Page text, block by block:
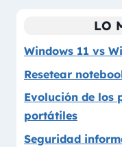
LO
Windows 11 vs
Resetear
Evolución de los
portátiles
Seguridad